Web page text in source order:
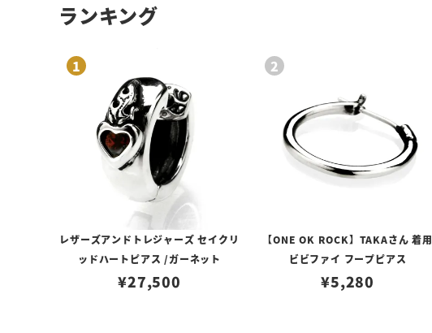
ランキング
レザーズアンドトレジャーズ セイクリ
ッドハートピアス /ガーネット
¥27,500
【ONE OK ROCK】TAKAさん 着用
ビビファイ フープピアス
¥5,280